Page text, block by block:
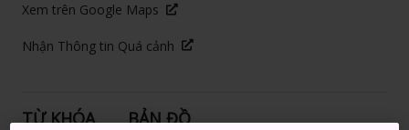
Xem trên Google Maps
Nhận Thông tin Quá cảnh
TỪ KHÓA BẢN ĐỒ